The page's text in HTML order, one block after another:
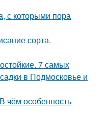
с которыми пора
сорта.
7 самых
в Подмосковье и
чём особенность